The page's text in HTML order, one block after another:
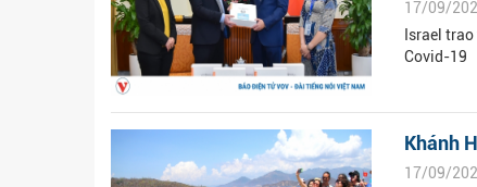
17/09/
Israel
Covid-19
Khánh
17/09/